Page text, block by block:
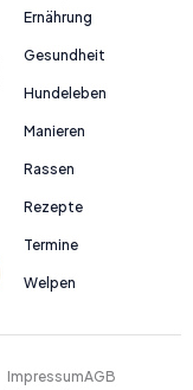
Ernährung
Gesundheit
Hundeleben
Manieren
Rassen
Rezepte
Termine
Welpen
ImpressumAGB